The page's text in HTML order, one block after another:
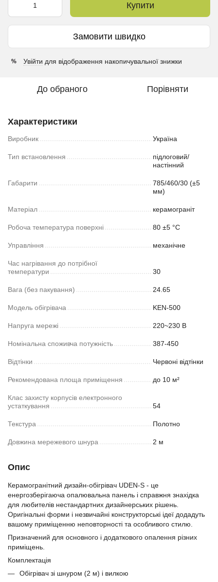
Купити
Замовити швидко
% Увійти для відображення накопичувальної знижки
До обраного Порівняти
Характеристики
Виробник Україна
Тип встановлення
підлоговий/
настінний
Габарити
785/460/30 (±5
мм)
Матеріал керамограніт
Робоча температура поверхні 80 ±5 °С
Управління механічне
Час нагрівання до потрібної
температури
30
Вага (без пакування) 24.65
Модель обігрівача KEN-500
Напруга мережі 220~230 В
Номінальна споживча потужність 387-450
Відтінки Червоні відтінки
Рекомендована площа приміщення до 10 м²
Клас захисту корпусів електронного
устаткування
54
Текстура Полотно
Довжина мережевого шнура 2 м
Опис
Керамогранітний дизайн-обігрівач UDEN-S - це
енергозберігаюча опалювальна панель і справжня знахідка
для любителів нестандартних дизайнерських рішень.
Оригінальні форми і незвичайні конструкторські ідеї додадуть
вашому приміщенню неповторності та особливого стилю.
Призначений для основного і додаткового опалення різних
приміщень.
Комплектація
Обігрівач зі шнуром (2 м) і вилкою